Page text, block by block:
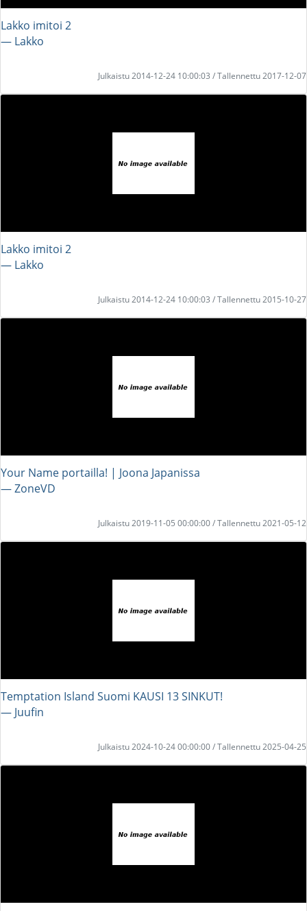
Lakko imitoi 2
― Lakko
Julkaistu 2014-12-24 10:00:03 / Tallennettu 2017-12-07
Lakko imitoi 2
― Lakko
Julkaistu 2014-12-24 10:00:03 / Tallennettu 2015-10-27
Your Name portailla! | Joona Japanissa
― ZoneVD
Julkaistu 2019-11-05 00:00:00 / Tallennettu 2021-05-12
Temptation Island Suomi KAUSI 13 SINKUT!
― Juufin
Julkaistu 2024-10-24 00:00:00 / Tallennettu 2025-04-25